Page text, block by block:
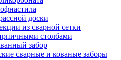
доски
из сварной сетки
столбами
забор
сварные и кованые заборы